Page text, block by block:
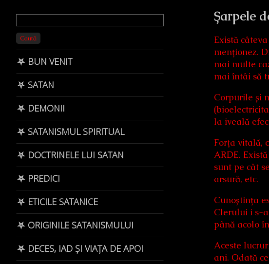
Șarpele
Există
menționez.
mai multe
mai întâi să
Corpurile și
la iveală
Forța vitală,
ARDE.
sunt pe cât
arsură, etc.
Cunoștința
Clerului i s-
până acolo
Aceste
ani. Odată
Primary
Sidebar
Caută
⛧ BUN VENIT
⛧ SATAN
⛧ DEMONII
⛧ SATANISMUL SPIRITUAL
⛧ DOCTRINELE LUI SATAN
⛧ PREDICI
⛧ ETICILE SATANICE
⛧ ORIGINILE SATANISMULUI
⛧ DECES, IAD ȘI VIAȚA DE APOI